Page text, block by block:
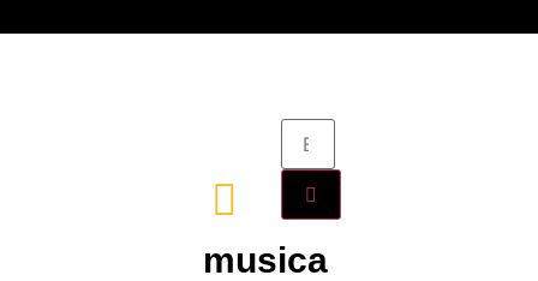
musica